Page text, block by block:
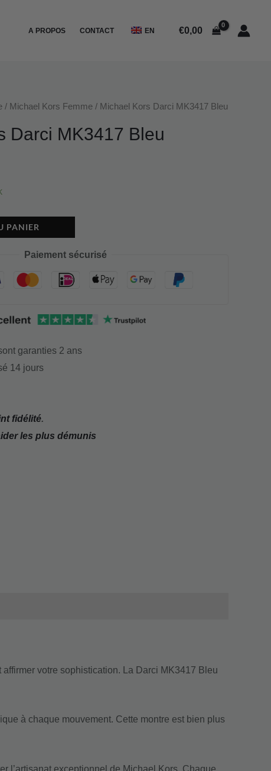
A PROPOS CONTACT EN €0,00
/ Michael Kors Femme / Michael Kors Darci MK3417 Bleu
Darci MK3417 Bleu
PANIER
Paiement sécurisé
garanties 2 ans
14 jours
fidélité.
les plus démunis
votre sophistication. La Darci MK3417 Bleu
à chaque mouvement. Cette montre est bien plus
l’artisanat exceptionnel de Michael Kors. Chaque
Darci